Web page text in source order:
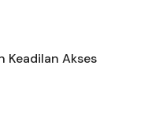
Keadilan Akses